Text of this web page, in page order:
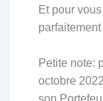
Et pour
Petite note:
octobre